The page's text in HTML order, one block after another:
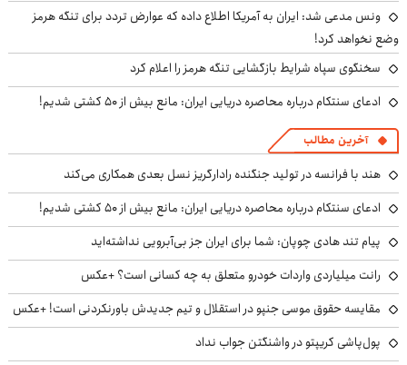
ونس مدعی شد: ایران به آمریکا اطلاع داده که عوارض تردد برای تنگه هرمز
وضع نخواهد کرد!
سخنگوی سپاه شرایط بازگشایی تنگه هرمز را اعلام کرد
ادعای سنتکام درباره محاصره دریایی ایران: مانع بیش از ۵۰ کشتی شدیم!
آخرین مطالب
هند با فرانسه در تولید جنگنده رادارگریز نسل بعدی همکاری می‌کند
ادعای سنتکام درباره محاصره دریایی ایران: مانع بیش از ۵۰ کشتی شدیم!
پیام تند هادی چوپان: شما برای ایران جز بی‌آبرویی نداشته‌اید
رانت میلیاردی واردات خودرو متعلق به چه کسانی است؟ +عکس
مقایسه حقوق موسی جنپو در استقلال و تیم جدیدش باورنکردنی است! +عکس
پول‌پاشی کریپتو در واشنگتن جواب نداد